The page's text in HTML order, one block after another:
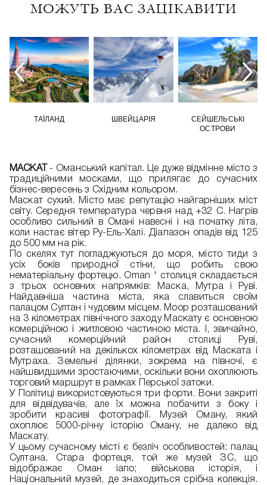
МОЖУТЬ ВАС ЗАЦІКАВИТИ
ТАЇЛАНД ШВЕЙЦАРІЯ
СЕЙШЕЛЬСЬКІ
ОСТРОВИ
МАСКАТ
- Оманський капітал. Це дуже відмінне місто з
традиційними москами, що прилягає до сучасних
бізнес-вересень з Східним кольором.
Маскат сухий. Місто має репутацію найгарніших міст
світу. Середня температура червня над +32 С. Нагрів
особливо сильний в Омані навесні і на початку літа,
коли настає вітер Ру-Ель-Халі. Діапазон опадів від 125
до 500 мм на рік.
По скелях тут погладжуються до моря, місто тиди з
усіх боків природної стіни, що робить свою
нематеріальну фортецю. Oman ' столиця складається
з трьох основних напрямків: Маска, Мутра і Руві.
Найдавніша частина міста, яка славиться своїм
палацом Султан і чудовим місцем. Моор розташований
на 3 кілометрах північного заходу Маскату є основною
комерційною і житловою частиною міста. І, звичайно,
сучасний комерційний район столиці Руві,
розташований на декількох кілометрах від Маската і
Мутраха. Земельні ділянки, зокрема на півночі, є
найшвидшими зростаючими, оскільки вони охоплюють
торговий маршрут в рамках Перської затоки.
У Політиці використовуються три форти. Вони закриті
для відвідувачів, але їх можна побачити з боку і
зробити красиві фотографії. Музей Оману, який
охоплює 5000-річну історію Оману, не далеко від
Маскату.
У цьому сучасному місті є безліч особливостей: палац
Султана, Стара фортеця, той же музей ЗС, що
відображає Оман іапо; військова історія, і
Національний музей, де знаходиться срібна колекція.